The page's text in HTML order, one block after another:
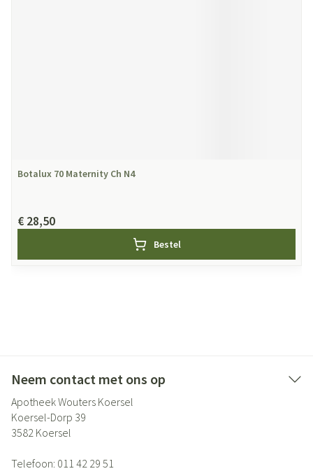
Botalux 70 Maternity Ch N4
€ 28,50
Bestel
Neem contact met ons op
Apotheek Wouters Koersel
Koersel-Dorp 39
3582 Koersel
Telefoon: 011 42 29 51